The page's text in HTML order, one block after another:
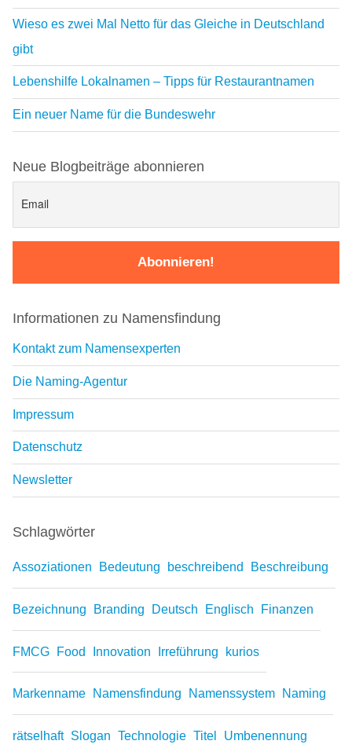
Wieso es zwei Mal Netto für das Gleiche in Deutschland
gibt
Lebenshilfe Lokalnamen – Tipps für Restaurantnamen
Ein neuer Name für die Bundeswehr
Neue Blogbeiträge abonnieren
Informationen zu Namensfindung
Kontakt zum Namensexperten
Die Naming-Agentur
Impressum
Datenschutz
Newsletter
Schlagwörter
Assoziationen Bedeutung beschreibend Beschreibung
Bezeichnung Branding Deutsch Englisch Finanzen
FMCG Food Innovation Irreführung kurios
Markenname Namensfindung Namenssystem Naming
rätselhaft Slogan Technologie Titel Umbenennung